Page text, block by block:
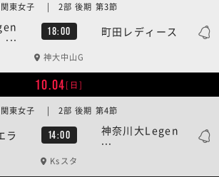
... 18:00 町田レディース
関東女子 | 2部 後期 第3節
神大中山G
10.04[日]
ラ 14:00 神奈川大Legen
...
関東女子 | 2部 後期 第4節
Ksスタ